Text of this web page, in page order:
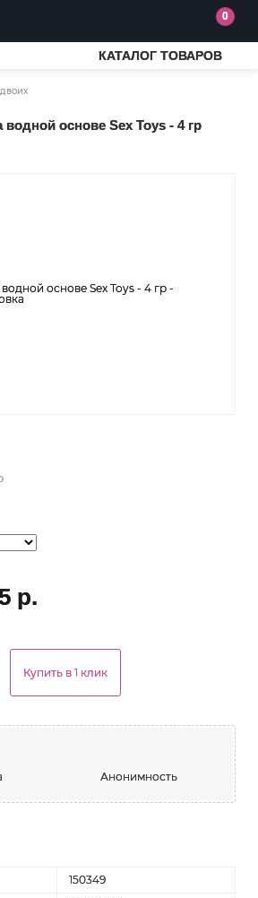
0
КАТАЛОГ ТОВАРОВ
водной основе Sex Toys - 4 гр
р.
Купить в 1 клик
Анонимность
150349